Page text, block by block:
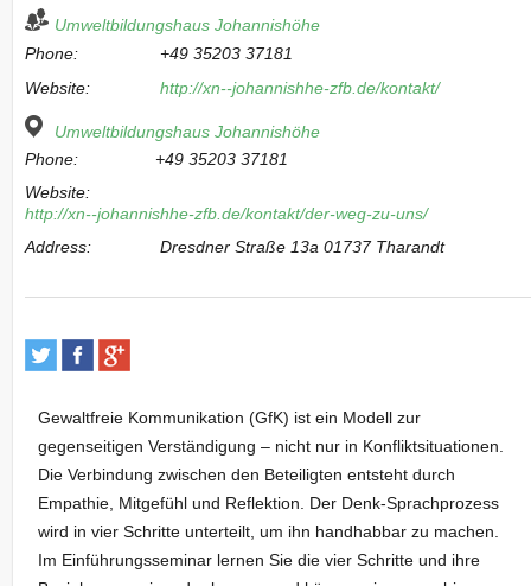
Umweltbildungshaus Johannishöhe
Phone:
+49 35203 37181
Website:
http://xn--johannishhe-zfb.de/kontakt/
Umweltbildungshaus Johannishöhe
Phone:
+49 35203 37181
Website:
http://xn--johannishhe-zfb.de/kontakt/der-weg-zu-uns/
Address:
Dresdner Straße 13a 01737 Tharandt
Gewaltfreie Kommunikation (GfK) ist ein Modell zur
gegenseitigen Verständigung – nicht nur in Konfliktsituationen.
Die Verbindung zwischen den Beteiligten entsteht durch
Empathie, Mitgefühl und Reflektion. Der Denk-Sprachprozess
wird in vier Schritte unterteilt, um ihn handhabbar zu machen.
Im Einführungsseminar lernen Sie die vier Schritte und ihre